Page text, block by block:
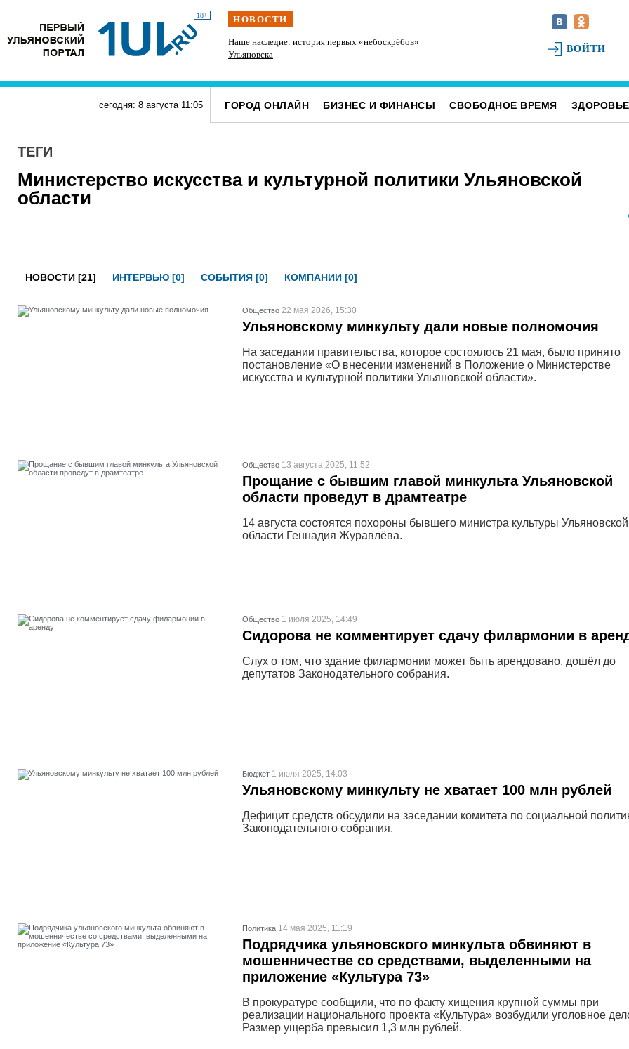
18+ НОВОСТИ
силачи Каждый третий ульяновец положительно
относится к идее самозанятости
Наше наследие: история первых «небоскрёбов»
Ульяновска
ВОЙТИ
сегодня: 8 августа 11:05 ГОРОД ОНЛАЙН БИЗНЕС И ФИНАНСЫ СВОБОДНОЕ ВРЕМЯ ЗДОРОВЬЕ
ТЕГИ
Министерство искусства и культурной политики Ульяновской
области
НОВОСТИ [21] ИНТЕРВЬЮ [0] СОБЫТИЯ [0] КОМПАНИИ [0]
Общество 22 мая 2026, 15:30
Ульяновскому минкульту дали новые полномочия
На заседании правительства, которое состоялось 21 мая, было принято
постановление «О внесении изменений в Положение о Министерстве
искусства и культурной политики Ульяновской области».
Общество 13 августа 2025, 11:52
Прощание с бывшим главой минкульта Ульяновской
области проведут в драмтеатре
14 августа состоятся похороны бывшего министра культуры Ульяновской
области Геннадия Журавлёва.
Общество 1 июля 2025, 14:49
Сидорова не комментирует сдачу филармонии в
Слух о том, что здание филармонии может быть арендовано, дошёл до
депутатов Законодательного собрания.
Бюджет 1 июля 2025, 14:03
Ульяновскому минкульту не хватает 100 млн рублей
Дефицит средств обсудили на заседании комитета по социальной
Законодательного собрания.
Политика 14 мая 2025, 11:19
Подрядчика ульяновского минкульта обвиняют в
мошенничестве со средствами, выделенными на
приложение «Культура 73»
В прокуратуре сообщили, что по факту хищения крупной суммы при
реализации национального проекта «Культура» возбудили уголовное
Размер ущерба превысил 1,3 млн рублей.